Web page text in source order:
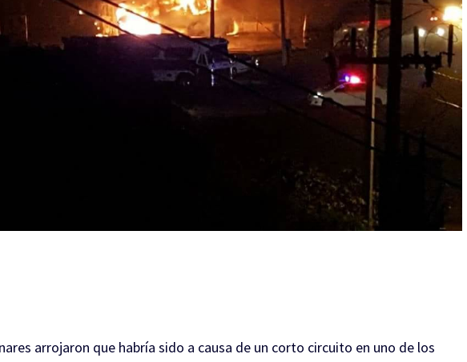
arrojaron que habría sido a causa de un corto circuito en uno de los